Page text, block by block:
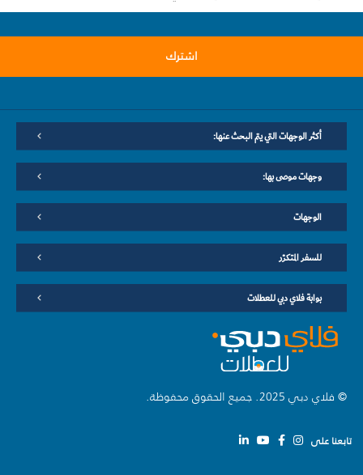
اشترك
أكثر الوجهات التي يتم البحث عنها:
وجهات موصى بها:
الوجهات
للسفر المتكرّر
بوابة فلاي دبي للعطلات
© فلاي دبي 2025. جميع الحقوق محفوظة.
تابعنا على